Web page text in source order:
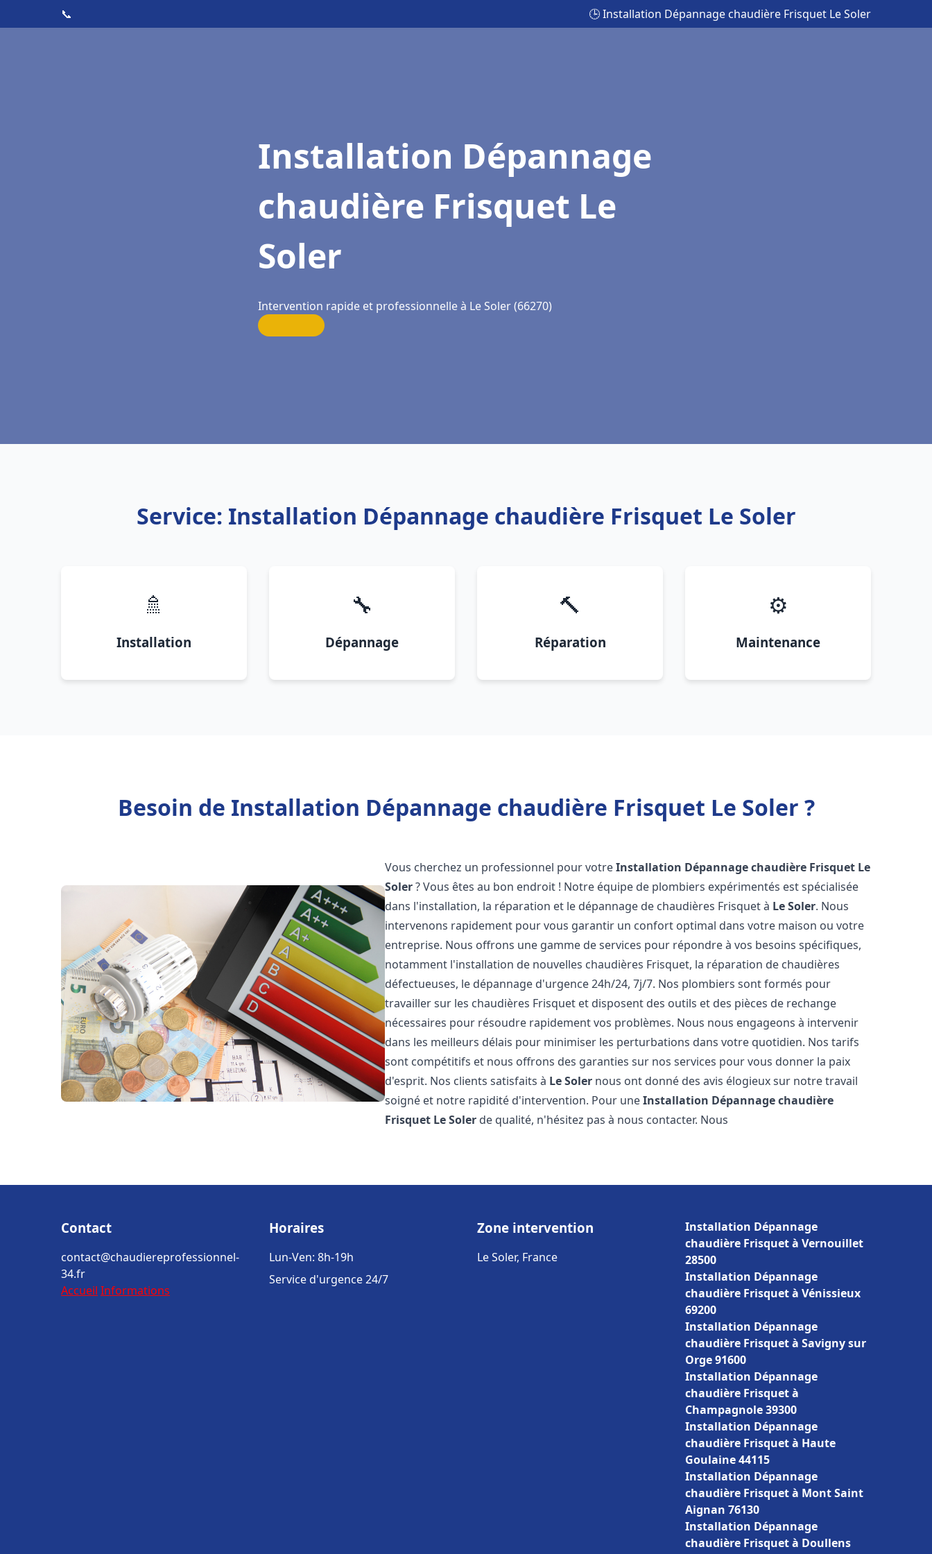
📞 🕒 Installation Dépannage chaudière Frisquet Le Soler
Installation Dépannage
chaudière Frisquet Le
Soler
Intervention rapide et professionnelle à Le Soler (66270)
Service: Installation Dépannage chaudière Frisquet Le Soler
🚿
Installation
🔧
Dépannage
🔨
Réparation
⚙️
Maintenance
Besoin de Installation Dépannage chaudière Frisquet Le Soler ?
Vous cherchez un professionnel pour votreInstallation Dépannage chaudière Frisquet Le
Soler? Vous êtes au bon endroit ! Notre équipe de plombiers expérimentés est spécialisée
dans l'installation, la réparation et le dépannage de chaudières Frisquet à Le Soler. Nous
intervenons rapidement pour vous garantir un confort optimal dans votre maison ou votre
entreprise. Nous offrons une gamme de services pour répondre à vos besoins spécifiques,
notamment l'installation de nouvelles chaudières Frisquet, la réparation de chaudières
défectueuses, le dépannage d'urgence 24h/24, 7j/7. Nos plombiers sont formés pour
travailler sur les chaudières Frisquet et disposent des outils et des pièces de rechange
nécessaires pour résoudre rapidement vos problèmes. Nous nous engageons à intervenir
dans les meilleurs délais pour minimiser les perturbations dans votre quotidien. Nos tarifs
sont compétitifs et nous offrons des garanties sur nos services pour vous donner la paix
d'esprit. Nos clients satisfaits à Le Soler nous ont donné des avis élogieux sur notre travail
soigné et notre rapidité d'intervention. Pour uneInstallation Dépannage chaudière
Frisquet Le Soler de qualité, n'hésitez pas à nous contacter. Nous
Contact
contact@chaudiereprofessionnel-
34.fr
Accueil Informations
Horaires
Lun-Ven: 8h-19h
Service d'urgence 24/7
Zone intervention
Le Soler, France
Installation Dépannage
chaudière Frisquet à Vernouillet
28500
Installation Dépannage
chaudière Frisquet à Vénissieux
69200
Installation Dépannage
chaudière Frisquet à Savigny sur
Orge 91600
Installation Dépannage
chaudière Frisquet à
Champagnole 39300
Installation Dépannage
chaudière Frisquet à Haute
Goulaine 44115
Installation Dépannage
chaudière Frisquet à Mont Saint
Aignan 76130
Installation Dépannage
chaudière Frisquet à Doullens